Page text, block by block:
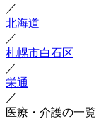
／
北海道
／
札幌市白石区
／
栄通
／
医療・介護の一覧